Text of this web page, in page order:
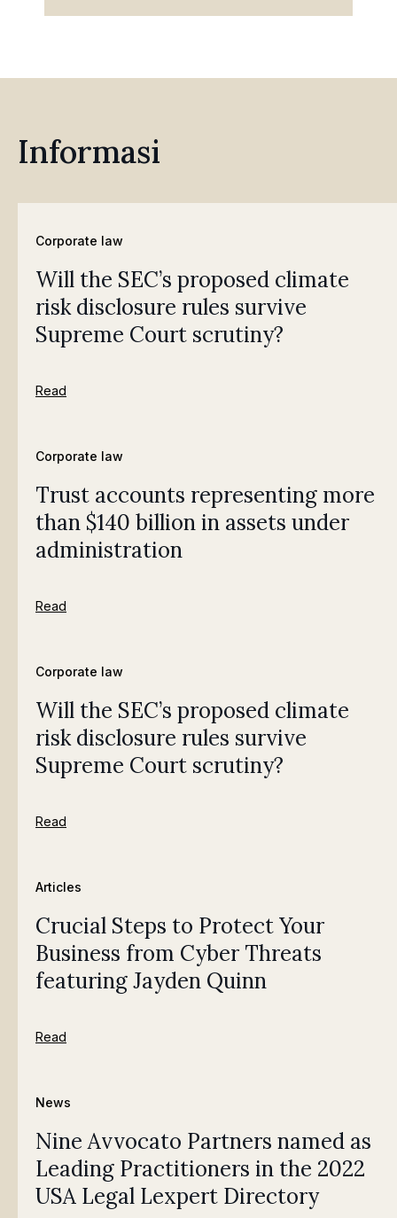
Informasi
Corporate law
Will the SEC’s proposed climate
risk disclosure rules survive
Supreme Court scrutiny?
Read
Corporate law
Trust accounts representing more
than $140 billion in assets under
administration
Read
Corporate law
Will the SEC’s proposed climate
risk disclosure rules survive
Supreme Court scrutiny?
Read
Articles
Crucial Steps to Protect Your
Business from Cyber Threats
featuring Jayden Quinn
Read
News
Nine Avvocato Partners named as
Leading Practitioners in the 2022
USA Legal Lexpert Directory